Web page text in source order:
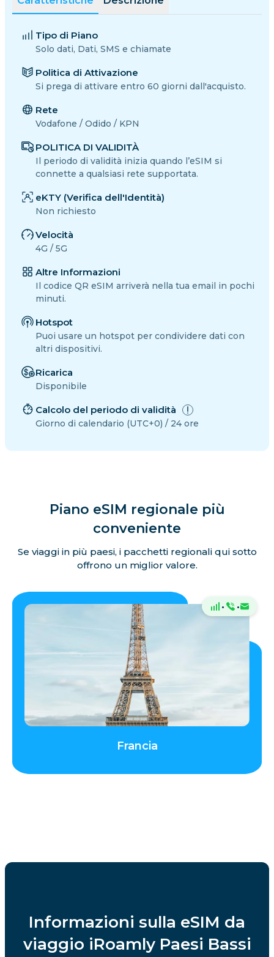
Tipo di Piano
Solo dati, Dati, SMS e chiamate
Politica di Attivazione
Si prega di attivare entro 60 giorni dall'acquisto.
Rete
Vodafone / Odido / KPN
POLITICA DI VALIDITÀ
Il periodo di validità inizia quando l’eSIM si
connette a qualsiasi rete supportata.
eKTY (Verifica dell'Identità)
Non richiesto
Velocità
4G / 5G
Altre Informazioni
Il codice QR eSIM arriverà nella tua email in pochi
minuti.
Hotspot
Puoi usare un hotspot per condividere dati con
altri dispositivi.
Ricarica
Disponibile
Calcolo del periodo di validità
Giorno di calendario (UTC+0) / 24 ore
Piano eSIM regionale più
conveniente
Se viaggi in più paesi, i pacchetti regionali qui sotto
offrono un miglior valore.
· ·
Francia
Informazioni sulla eSIM da
viaggio iRoamly Paesi Bassi